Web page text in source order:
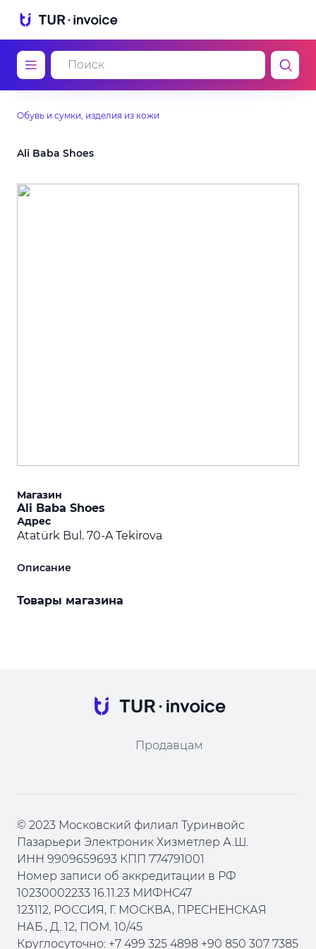
Обувь и сумки, изделия из кожи
Ali Baba Shoes
Магазин
Ali Baba Shoes
Адрес
Atatürk Bul. 70-A Tekirova
Описание
Товары магазина
Продавцам
© 2023 Московский филиал Туринвойс
Пазарьери Электроник Хизметлер А.Ш.
ИНН 9909659693 КПП 774791001
Номер записи об аккредитации в РФ
10230002233 16.11.23 МИФНС47
123112, РОССИЯ, Г. МОСКВА, ПРЕСНЕНСКАЯ
НАБ., Д. 12, ПОМ. 10/45
Круглосуточно: +7 499 325 4898 +90 850 307 7385